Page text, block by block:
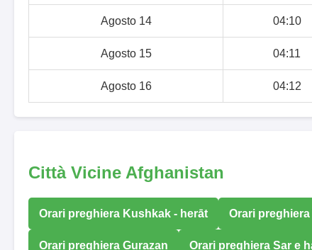
Agosto 14 04:10
Agosto 15 04:11
Agosto 16 04:12
Città Vicine Afghanistan
Orari preghiera Kushkak - herāt Orari preghiera
Orari preghiera Gurazan Orari preghiera Sar e